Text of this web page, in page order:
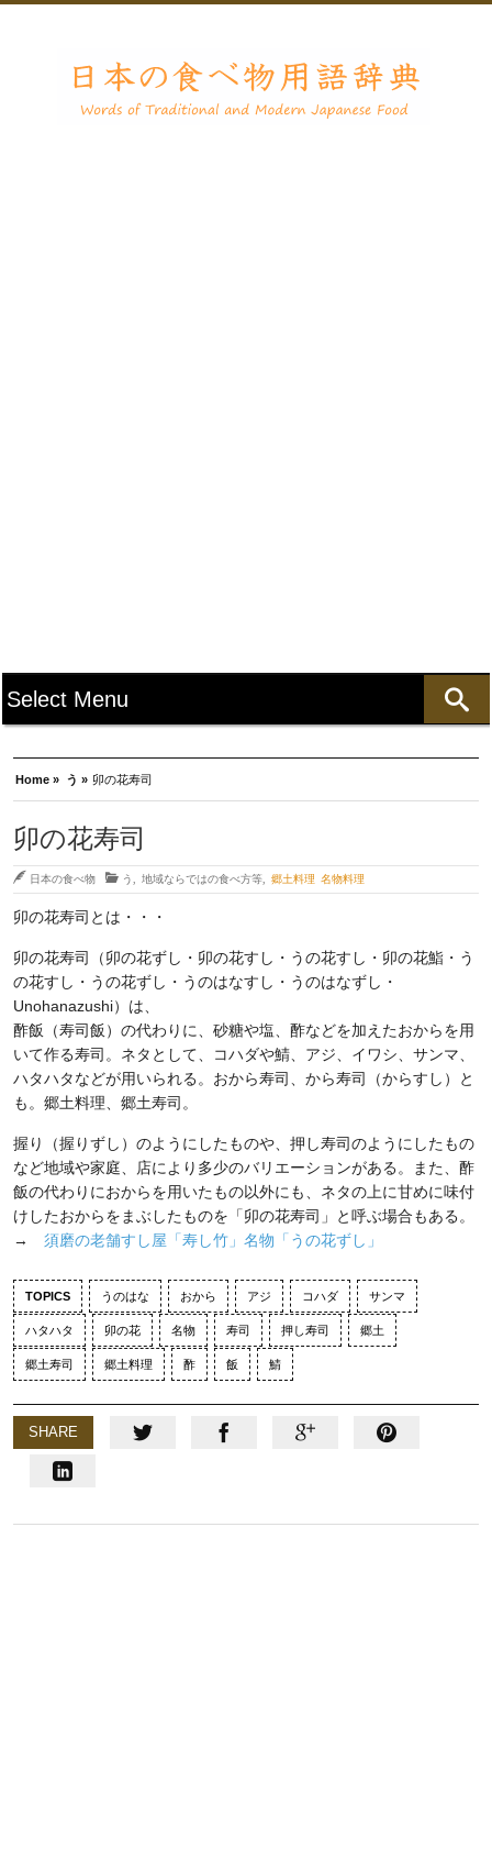
Home » う » 卯の花寿司
卯の花寿司
日本の食べ物 う 地域ならではの食べ方等 郷土料理 名物料理
卯の花寿司とは・・・
卯の花寿司（卯の花ずし・卯の花すし・うの花すし・卯の花鮨・う
の花すし・うの花ずし・うのはなすし・うのはなずし・
Unohanazushi）は、
酢飯（寿司飯）の代わりに、砂糖や塩、酢などを加えたおからを用
いて作る寿司。ネタとして、コハダや鯖、アジ、イワシ、サンマ、
ハタハタなどが用いられる。おから寿司、から寿司（からすし）と
も。郷土料理、郷土寿司。
握り（握りずし）のようにしたものや、押し寿司のようにしたもの
など地域や家庭、店により多少のバリエーションがある。また、酢
飯の代わりにおからを用いたもの以外にも、ネタの上に甘めに味付
けしたおからをまぶしたものを「卯の花寿司」と呼ぶ場合もある。
→ 須磨の老舗すし屋「寿し竹」名物「うの花ずし」
TOPICS うのはな おから アジ コハダ サンマ
ハタハタ 卯の花 名物 寿司 押し寿司 郷土
郷土寿司 郷土料理 酢 飯 鯖
SHARE